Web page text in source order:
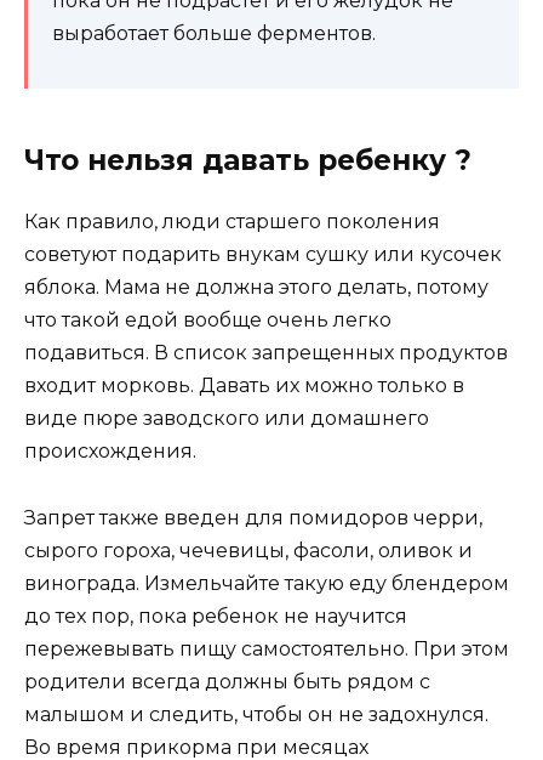
выработает больше ферментов.
Что нельзя давать ребенку ?
Как правило, люди старшего поколения
советуют подарить внукам сушку или кусочек
яблока. Мама не должна этого делать, потому
что такой едой вообще очень легко
подавиться. В список запрещенных продуктов
входит морковь. Давать их можно только в
виде пюре заводского или домашнего
происхождения.
Запрет также введен для помидоров черри,
сырого гороха, чечевицы, фасоли, оливок и
винограда. Измельчайте такую ​​еду блендером
до тех пор, пока ребенок не научится
пережевывать пищу самостоятельно. При этом
родители всегда должны быть рядом с
малышом и следить, чтобы он не задохнулся.
Во время прикорма при месяцах